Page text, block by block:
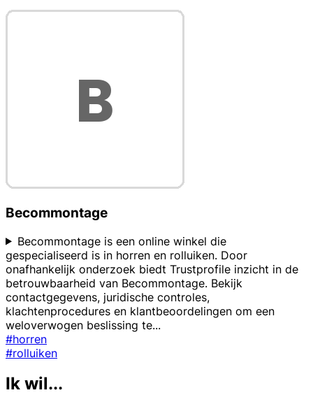
Becommontage
Becommontage is een online winkel die
gespecialiseerd is in horren en rolluiken. Door
onafhankelijk onderzoek biedt Trustprofile inzicht in de
betrouwbaarheid van Becommontage. Bekijk
contactgegevens, juridische controles,
klachtenprocedures en klantbeoordelingen om een
weloverwogen beslissing te...
#horren
#rolluiken
Ik wil...